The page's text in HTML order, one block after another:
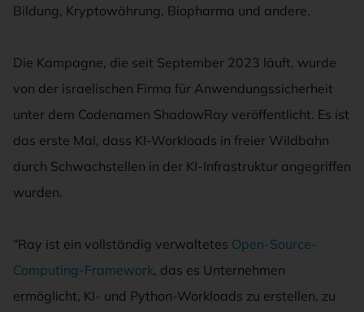
Bildung, Kryptowährung, Biopharma und andere.
Die Kampagne, die seit September 2023 läuft, wurde
von der israelischen Firma für Anwendungssicherheit
unter dem Codenamen ShadowRay veröffentlicht. Es ist
das erste Mal, dass KI-Workloads in freier Wildbahn
durch Schwachstellen in der KI-Infrastruktur angegriffen
wurden.
“Ray ist ein vollständig verwaltetes Open-Source-
Computing-Framework, das es Unternehmen
ermöglicht, KI- und Python-Workloads zu erstellen, zu